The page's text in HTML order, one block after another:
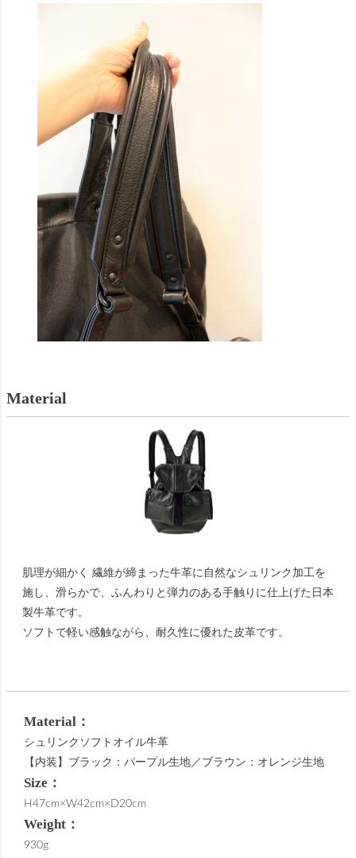
Material
肌理が細かく 繊維が締まった牛革に自然なシュリンク加工を
施し、滑らかで、ふんわりと弾力のある手触りに仕上げた日本
製牛革です。
ソフトで軽い感触ながら、耐久性に優れた皮革です。
Material：
シュリンクソフトオイル牛革
【内装】ブラック：パープル生地／ブラウン：オレンジ生地
Size：
H47cm×W42cm×D20cm
Weight：
930g